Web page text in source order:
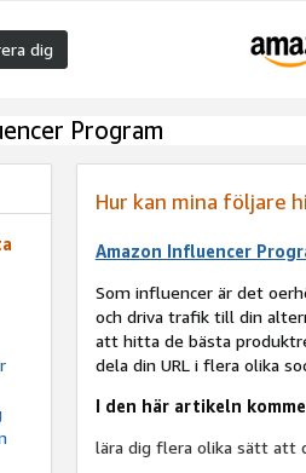
dig
Program
Hur kan mina följare
Amazon Influencer
Som influencer är det
och driva trafik till din
att hitta de bästa
dela din URL i flera olika
I den här artikeln
lära dig flera olika sätt att